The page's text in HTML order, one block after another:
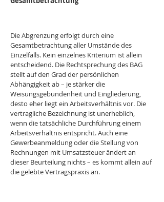
Die Abgrenzung erfolgt durch eine
Gesamtbetrachtung aller Umstände des
Einzelfalls. Kein einzelnes Kriterium ist allein
entscheidend. Die Rechtsprechung des BAG
stellt auf den Grad der persönlichen
Abhängigkeit ab – je stärker die
Weisungsgebundenheit und Eingliederung,
desto eher liegt ein Arbeitsverhältnis vor. Die
vertragliche Bezeichnung ist unerheblich,
wenn die tatsächliche Durchführung einem
Arbeitsverhältnis entspricht. Auch eine
Gewerbeanmeldung oder die Stellung von
Rechnungen mit Umsatzsteuer ändert an
dieser Beurteilung nichts – es kommt allein auf
die gelebte Vertragspraxis an.